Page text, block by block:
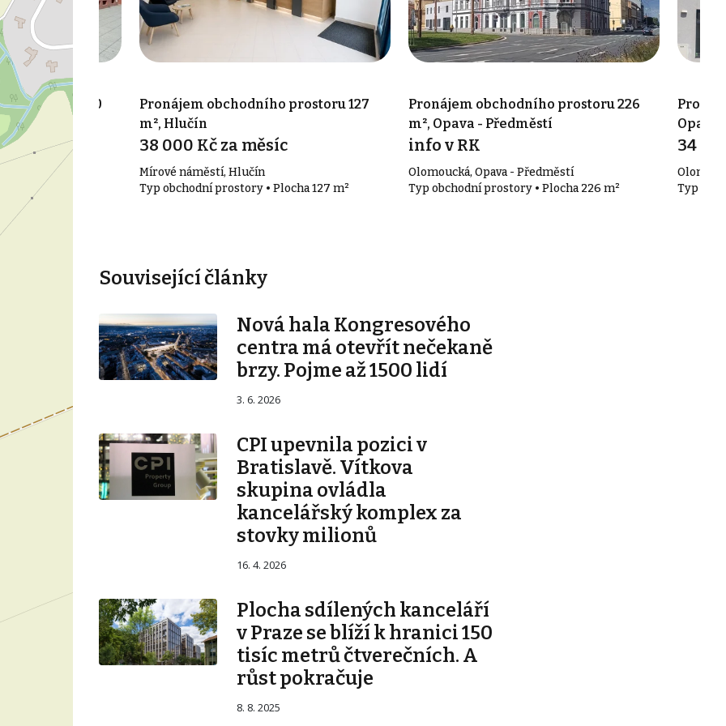
prostoru 220
220 m²
Pronájem obchodního prostoru 127
m², Hlučín
38 000 Kč za měsíc
Mírové náměstí, Hlučín
Typ obchodní prostory • Plocha 127 m²
Pronájem obchodního prostoru 226
m², Opava - Předměstí
info v RK
Olomoucká, Opava - Předměstí
Typ obchodní prostory • Plocha 226 m²
Opava
34
Typ
Související články
Nová hala Kongresového
centra má otevřít nečekaně
brzy. Pojme až 1500 lidí
3. 6. 2026
CPI upevnila pozici v
Bratislavě. Vítkova
skupina ovládla
kancelářský komplex za
stovky milionů
16. 4. 2026
Plocha sdílených kanceláří
v Praze se blíží k hranici 150
tisíc metrů čtverečních. A
růst pokračuje
8. 8. 2025